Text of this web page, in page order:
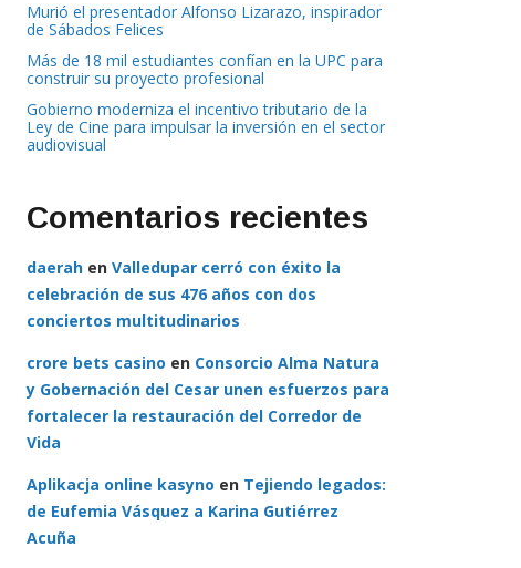
Murió el presentador Alfonso Lizarazo, inspirador
de Sábados Felices
Más de 18 mil estudiantes confían en la UPC para
construir su proyecto profesional
Gobierno moderniza el incentivo tributario de la
Ley de Cine para impulsar la inversión en el sector
audiovisual
Comentarios recientes
daerah en Valledupar cerró con éxito la
celebración de sus 476 años con dos
conciertos multitudinarios
crore bets casino en Consorcio Alma Natura
y Gobernación del Cesar unen esfuerzos para
fortalecer la restauración del Corredor de
Vida
Aplikacja online kasyno en Tejiendo legados:
de Eufemia Vásquez a Karina Gutiérrez
Acuña